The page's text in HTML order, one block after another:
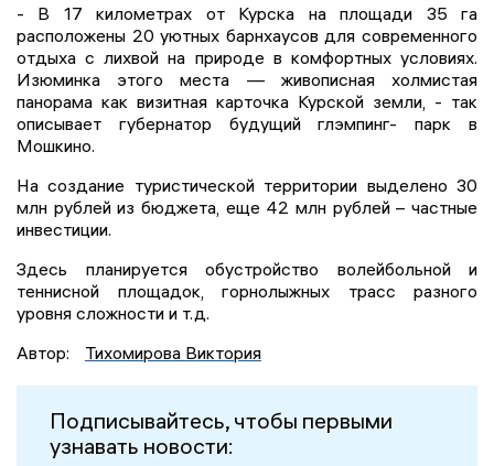
- В 17 километрах от Курска на площади 35 га
расположены 20 уютных барнхаусов для современного
отдыха с лихвой на природе в комфортных условиях.
Изюминка этого места — живописная холмистая
панорама как визитная карточка Курской земли, - так
описывает губернатор будущий глэмпинг- парк в
Мошкино.
На создание туристической территории выделено 30
млн рублей из бюджета, еще 42 млн рублей – частные
инвестиции.
Здесь планируется обустройство волейбольной и
теннисной площадок, горнолыжных трасс разного
уровня сложности и т.д.
Автор:
Тихомирова Виктория
Подписывайтесь, чтобы первыми
узнавать новости: